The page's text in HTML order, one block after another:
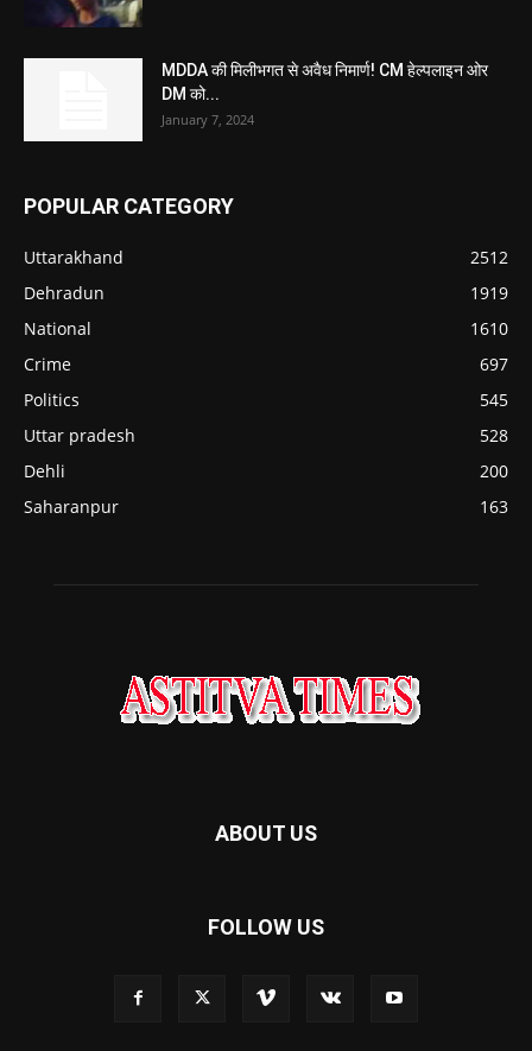
MDDA की मिलीभगत से अवैध निमार्ण! CM हेल्पलाइन ओर
DM को...
January 7, 2024
POPULAR CATEGORY
Uttarakhand
2512
Dehradun
1919
National
1610
Crime
697
Politics
545
Uttar pradesh
528
Dehli
200
Saharanpur
163
ABOUT US
FOLLOW US